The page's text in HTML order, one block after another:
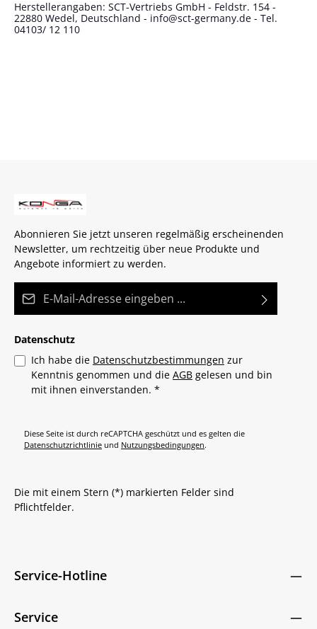
Herstellerangaben: SCT-Vertriebs GmbH - Feldstr. 154 -
22880 Wedel, Deutschland - info@sct-germany.de - Tel.
04103/ 12 110
Abonnieren Sie jetzt unseren regelmäßig erscheinenden
Newsletter, um rechtzeitig über neue Produkte und
Angebote informiert zu werden.
Datenschutz
Ich habe die Datenschutzbestimmungen zur
Kenntnis genommen und die AGB gelesen und bin
mit ihnen einverstanden. *
Diese Seite ist durch reCAPTCHA geschützt und es gelten die
Datenschutzrichtlinie und Nutzungsbedingungen.
Die mit einem Stern (*) markierten Felder sind
Pflichtfelder.
Service-Hotline
Service